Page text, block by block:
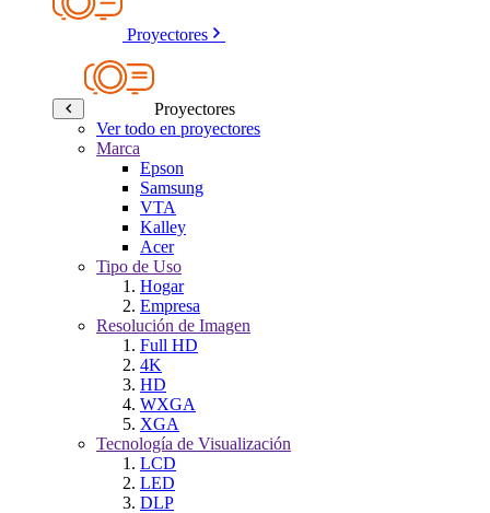
Proyectores
Proyectores
Ver todo en proyectores
Marca
Epson
Samsung
VTA
Kalley
Acer
Tipo de Uso
Hogar
Empresa
Resolución de Imagen
Full HD
4K
HD
WXGA
XGA
Tecnología de Visualización
LCD
LED
DLP